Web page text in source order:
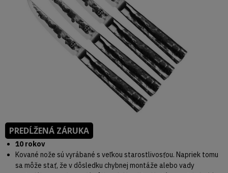
PREDĹŽENÁ ZÁRUKA
10 rokov
Kované nože sú vyrábané s veľkou starostlivosťou. Napriek tomu
sa môže stať, že v dôsledku chybnej montáže alebo vady